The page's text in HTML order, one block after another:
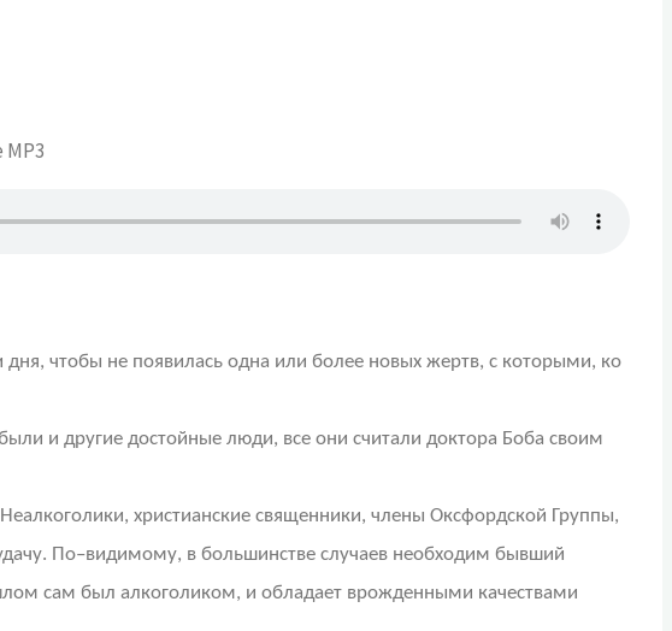
чтобы не появилась одна или более новых жертв, с которыми, ко
и другие достойные люди, все они считали доктора Боба своим
христианские священники, члены Оксфордской Группы,
По–видимому, в большинстве случаев необходим бывший
сам был алкоголиком, и обладает врожденными качествами